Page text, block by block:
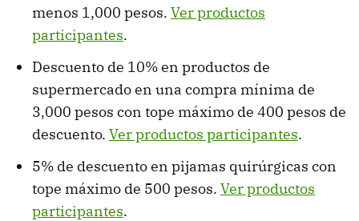
menos 1,000 pesos. Ver productos
participantes.
Descuento de 10% en productos de
supermercado en una compra mínima de
3,000 pesos con tope máximo de 400 pesos de
descuento. Ver productos participantes.
5% de descuento en pijamas quirúrgicas con
tope máximo de 500 pesos. Ver productos
participantes.